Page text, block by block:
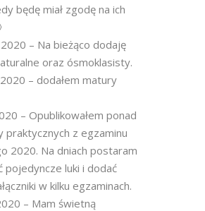
będę miał zgodę na ich
– Na bieżąco dodaję
oraz ósmoklasisty.
– dodałem matury
– Opublikowałem ponad
praktycznych z egzaminu
2020. Na dniach postaram
pojedyncze luki i dodać
w kilku egzaminach.
– Mam świetną